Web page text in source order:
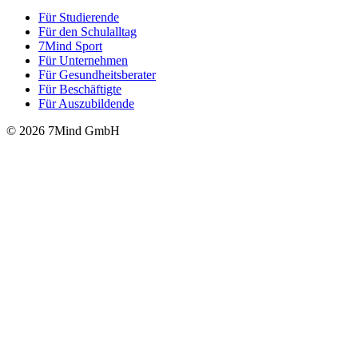
Für Stu­die­rende
Für den Schulalltag
7Mind Sport
Für Unter­neh­men
Für Gesund­heits­be­ra­ter
Für Beschäftigte
Für Auszubildende
© 2026 7Mind GmbH